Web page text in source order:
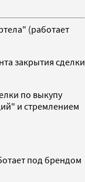
(работает
закрытия сделки
по выкупу
и стремлением
под брендом